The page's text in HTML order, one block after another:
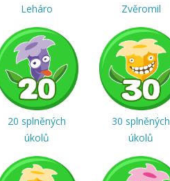
Leháro Zvěromil
20 splněných
úkolů
30 splněných
úkolů